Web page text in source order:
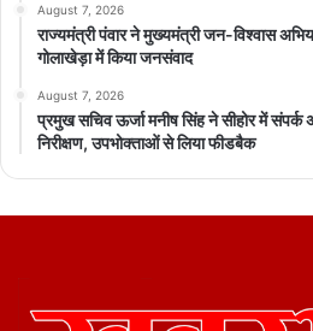
August 7, 2026
राज्यमंत्री पंवार ने मुख्यमंत्री जन-विश्वास
गोलाखेड़ा में किया जनसंवाद
August 7, 2026
प्रमुख सचिव ऊर्जा मनीष सिंह ने सीहोर में
निरीक्षण, उपभोक्ताओं से लिया फीडबैक